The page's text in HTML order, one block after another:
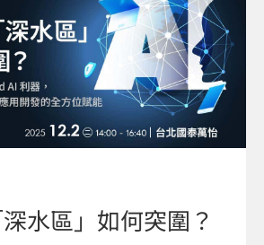
水區」如何突圍？